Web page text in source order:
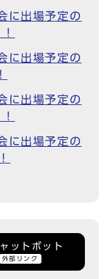
に出場予定の
に出場予定の
に出場予定の
に出場予定の
ットボット
外部リンク